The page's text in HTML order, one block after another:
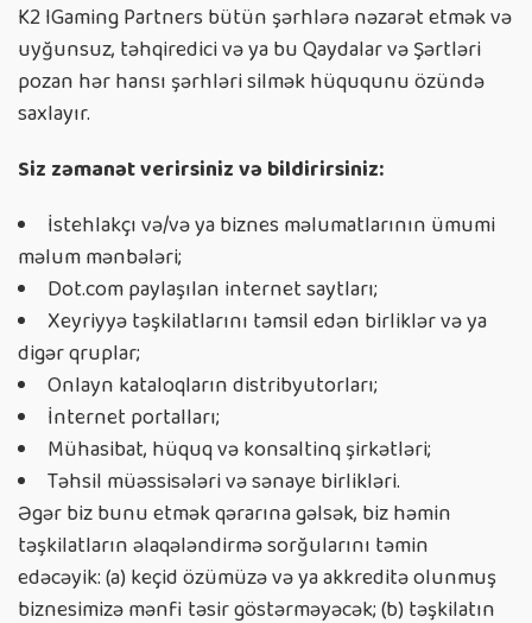
K2 IGaming Partners bütün şərhlərə nəzarət etmək və
uyğunsuz, təhqiredici və ya bu Qaydalar və Şərtləri
pozan hər hansı şərhləri silmək hüququnu özündə
saxlayır.
Siz zəmanət verirsiniz və bildirirsiniz:
İstehlakçı və/və ya biznes məlumatlarının ümumi
məlum mənbələri;
Dot.com paylaşılan internet saytları;
Xeyriyyə təşkilatlarını təmsil edən birliklər və ya
digər qruplar;
Onlayn kataloqların distribyutorları;
İnternet portalları;
Mühasibat, hüquq və konsaltinq şirkətləri;
Təhsil müəssisələri və sənaye birlikləri.
Əgər biz bunu etmək qərarına gəlsək, biz həmin
təşkilatların əlaqələndirmə sorğularını təmin
edəcəyik: (a) keçid özümüzə və ya akkreditə olunmuş
biznesimizə mənfi təsir göstərməyəcək; (b) təşkilatın